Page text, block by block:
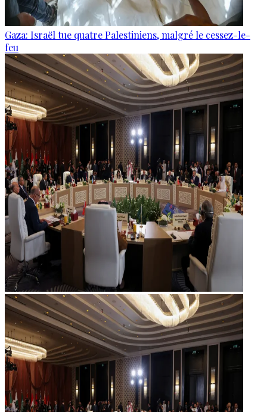
Gaza: Israël tue quatre Palestiniens, malgré le cessez-le-
feu